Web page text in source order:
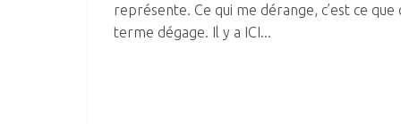
représente. Ce qui me dérange, c’est ce que
terme dégage. Il y a ICI...